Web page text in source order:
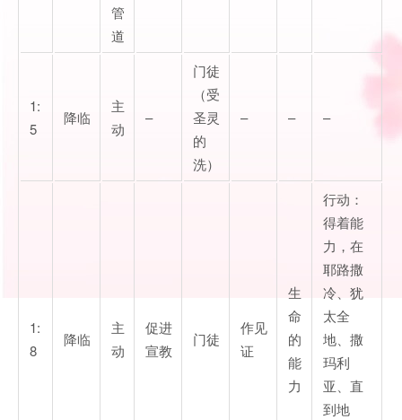
管
道
1:
5
降临
主
动
–
门徒
（受
圣灵
的
洗）
– – –
1:
8
降临
主
动
促进
宣教
门徒
作见
证
生
命
的
能
力
行动：
得着能
力，在
耶路撒
冷、犹
太全
地、撒
玛利
亚、直
到地